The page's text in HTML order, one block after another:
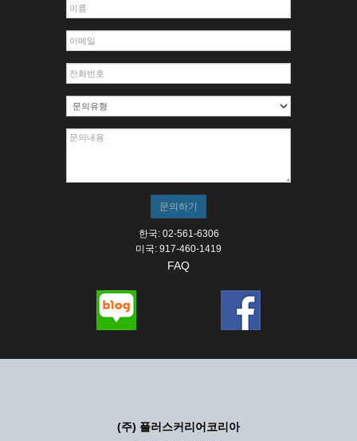
4. 타인의 서비스 이용을 방해하거나, 정보를 도용한 경우
6. 이용자가 영업활동 또는 부정한 용도로 본 서비스를 이용
7. 회사의 정보를 사전 승낙 없이 전재, 변조, 복사하여 이용
8. 기타 회사가 정한 제반 사항을 위반하며 신청하는 경우
제5조 (서비스의 이용 및 중지)
태, 정전, 서비스 설비의 장애, 서비스 이용의 폭주 등의 정
상적인 서비스가 불가능할 경우 회사는 사전 공지나 예고 없
이 서비스의 전부 또는 일부를 일시적 또는 영구적으로 중지
③ 기타 회사는 서비스를 제공할 수 없는 합당한 사유가 발
④ 회사는 제 2항 및 제 3항의 사유로 서비스의 제공이 일시
적으로 중지됨으로 인해 이용자 또는 제 3자가 입은 손해에
대하여 배상하지 않습니다.
제3장 권리 및 의무
① 회사는 특별한 사정이 없는 한 이용자가 신청한 후 즉시
서비스를 이용할 수 있도록 하고 계속적, 안정적으로 서비스
한국: 02-561-6306
미국: 917-460-1419
FAQ
(주) 플러스커리어코리아